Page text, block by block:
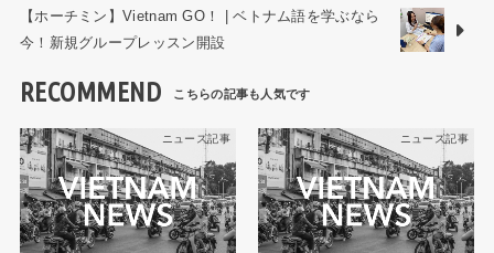
【ホーチミン】Vietnam GO！ | ベトナム語を学ぶなら
今！新規グループレッスン開設
RECOMMEND
ニュース記事 ニュース記事